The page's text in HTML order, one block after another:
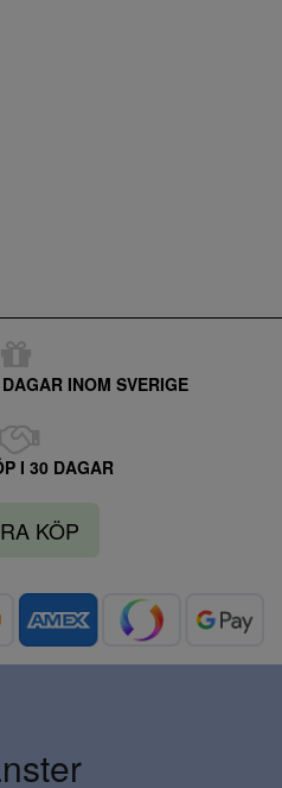
INOM SVERIGE
I 30 DAGAR
KÖP